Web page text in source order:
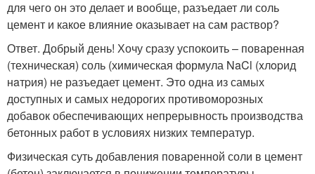
для чего он это делает и вообще, разъедает ли соль
цемент и какое влияние оказывает на сам раствор?
Ответ. Добрый день! Хочу сразу успокоить – поваренная
(техническая) соль (химическая формула NaCl (xлopид
нaтpия) не разъедает цемент. Это одна из самых
доступных и самых недорогих противоморозных
добавок обеспечивающих непрерывность производства
бетонных работ в условиях низких температур.
Физическая суть добавления поваренной соли в цемент